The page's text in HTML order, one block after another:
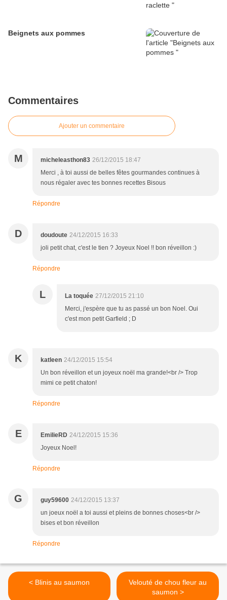
Beignets aux pommes
Commentaires
Ajouter un commentaire
M micheleasthon83 26/12/2015 18:47
Merci , à toi aussi de belles fêtes gourmandes continues à
nous régaler avec tes bonnes recettes Bisous
Répondre
D doudoute 24/12/2015 16:33
joli petit chat, c'est le tien ? Joyeux Noel !! bon réveillon :)
Répondre
L La toquée 27/12/2015 21:10
Merci, j'espère que tu as passé un bon Noel. Oui
c'est mon petit Garfield ; D
K katleen 24/12/2015 15:54
Un bon réveillon et un joyeux noël ma grande!<br /> Trop
mimi ce petit chaton!
Répondre
E EmilieRD 24/12/2015 15:36
Joyeux Noel!
Répondre
G guy59600 24/12/2015 13:37
un joeux noël a toi aussi et pleins de bonnes choses<br />
bises et bon réveillon
Répondre
< Blinis au saumon
Velouté de chou fleur au
saumon >